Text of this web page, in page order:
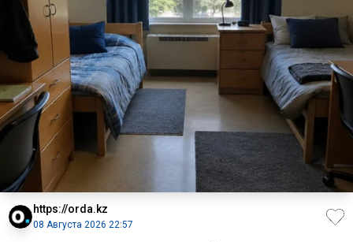
https://orda.kz
08 Августа 2026 22:57